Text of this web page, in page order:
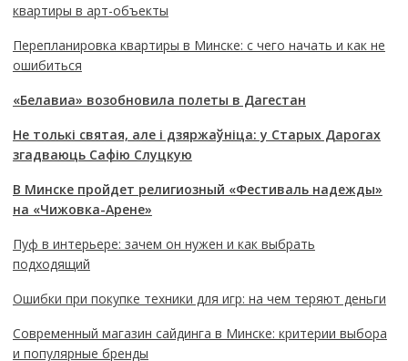
квартиры в арт-объекты
Перепланировка квартиры в Минске: с чего начать и как не
ошибиться
«Белавиа» возобновила полеты в Дагестан
Не толькі святая, але і дзяржаўніца: у Старых Дарогах
згадваюць Сафію Слуцкую
В Минске пройдет религиозный «Фестиваль надежды»
на «Чижовка-Арене»
Пуф в интерьере: зачем он нужен и как выбрать
подходящий
Ошибки при покупке техники для игр: на чем теряют деньги
Современный магазин сайдинга в Минске: критерии выбора
и популярные бренды